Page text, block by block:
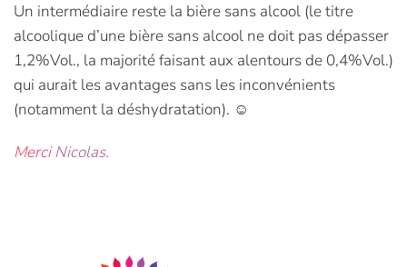
Un intermédiaire reste la bière sans alcool (le titre
alcoolique d’une bière sans alcool ne doit pas dépasser
1,2%Vol., la majorité faisant aux alentours de 0,4%Vol.)
qui aurait les avantages sans les inconvénients
(notamment la déshydratation). ☺
MerciNicolas.